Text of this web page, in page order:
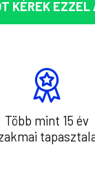
KÉREK
Több mint 15 év